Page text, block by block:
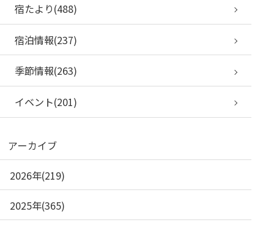
宿たより(488)
宿泊情報(237)
季節情報(263)
イベント(201)
アーカイブ
2026年(219)
2025年(365)